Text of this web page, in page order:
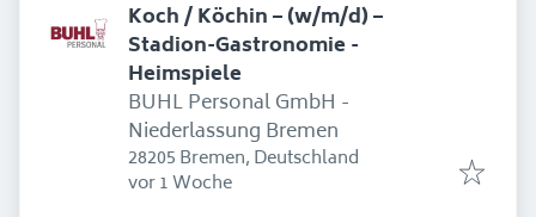
Koch / Köchin – (w/m/d) –
Stadion-Gastronomie -
Heimspiele
BUHL Personal GmbH -
Niederlassung Bremen
28205 Bremen, Deutschland
Erschienen:
vor 1 Woche